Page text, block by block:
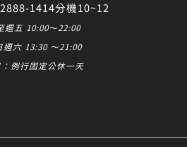
1414分機10~12
週五 10:00～22:00
週六 13:30 ～21:00
例行固定公休一天